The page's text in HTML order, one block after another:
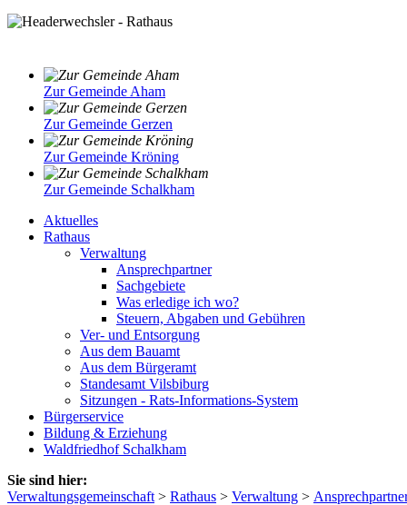
Zur Gemeinde Aham
Zur Gemeinde Gerzen
Zur Gemeinde Kröning
Zur Gemeinde Schalkham
Aktuelles
Rathaus
Verwaltung
Ansprechpartner
Sachgebiete
Was erledige ich wo?
Steuern, Abgaben und Gebühren
Ver- und Entsorgung
Aus dem Bauamt
Aus dem Bürgeramt
Standesamt Vilsbiburg
Sitzungen - Rats-Informations-System
Bürgerservice
Bildung & Erziehung
Waldfriedhof Schalkham
Sie sind hier:
Verwaltungsgemeinschaft > Rathaus > Verwaltung >